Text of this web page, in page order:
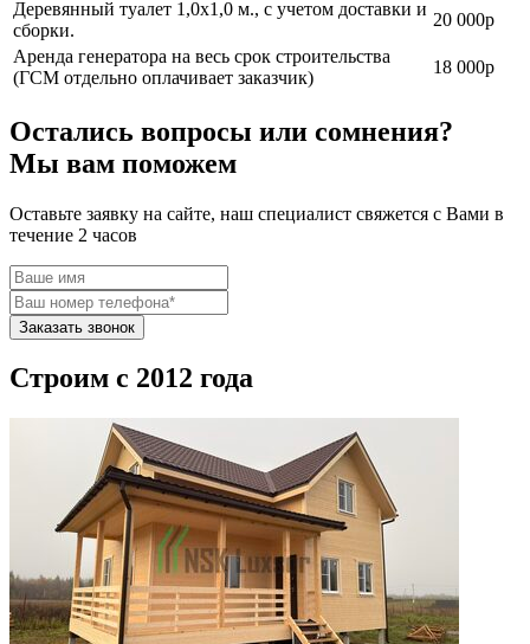
Деревянный туалет 1,0х1,0 м., с учетом доставки и
сборки.
20 000р
Аренда генератора на весь срок строительства
(ГСМ отдельно оплачивает заказчик)
18 000р
Остались вопросы или сомнения?
Мы вам поможем
Оставьте заявку на сайте, наш специалист свяжется с Вами в
течение 2 часов
Заказать звонок
Строим с 2012 года